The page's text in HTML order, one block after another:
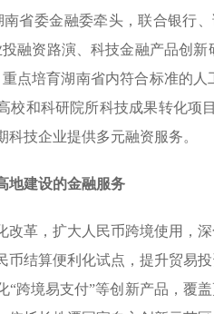
省委金融委牵头，联合银行
融资路演、科技金融产品创
重点培育湖南省内符合标准的
校和科研院所科技成果转化项
技企业提供多元融资服务。
地建设的金融服务
改革，扩大人民币跨境使用，
币结算便利化试点，提升贸易
“跨境易支付”等创新产品，覆